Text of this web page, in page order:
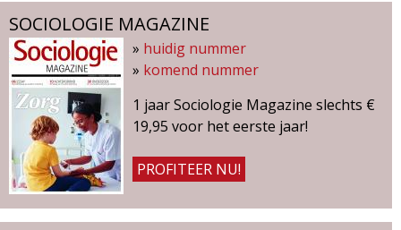
SOCIOLOGIE MAGAZINE
» huidig nummer
» komend nummer
1 jaar Sociologie Magazine slechts €
19,95 voor het eerste jaar!
PROFITEER NU!